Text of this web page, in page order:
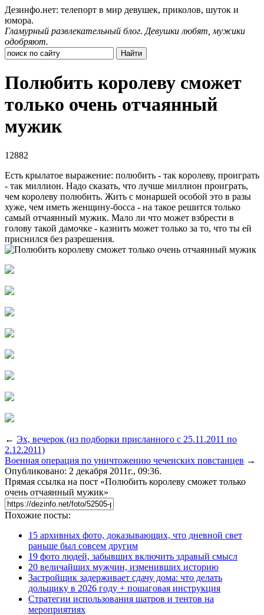
Дезинфо.нет: телепорт в мир девушек, приколов, шуток и
юмора.
Гламурный развлекательный блог. Девушки любят, мужики
одобряют.
Полюбить королеву сможет
только очень отчаянный
мужик
12882
Есть крылатое выражение: полюбить - так королеву, проиграть
- так миллион. Надо сказать, что лучше миллион проиграть,
чем королеву полюбить. Жить с монаршей особой это в разы
хуже, чем иметь женщину-босса - на такое решится только
самый отчаянный мужик. Мало ли что может взбрести в
голову такой дамочке - казнить может только за то, что ты ей
приснился без разрешения.
← Эх, вечерок (из подборки присланного с 25.11.2011 по
2.12.2011)
Военная операция по уничтожению чеченских повстанцев →
Опубликовано: 2 декабря 2011г., 09:36.
Прямая ссылка на пост «Полюбить королеву сможет только
очень отчаянный мужик»
Похожие посты:
15 архивных фото, доказывающих, что дневной свет
раньше был совсем другим
19 фото людей, забывших включить здравый смысл
20 величайших мужчин, изменивших историю
Застройщик задерживает сдачу дома: что делать
дольщику в 2026 году + пошаговая инструкция
Стратегии использования шатров и тентов на
мероприятиях